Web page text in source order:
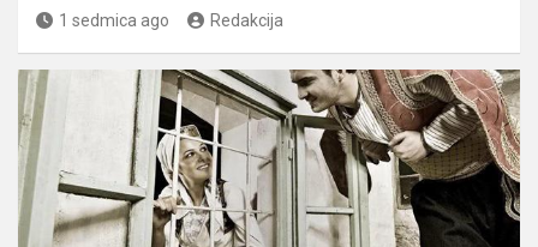
1 sedmica ago Redakcija